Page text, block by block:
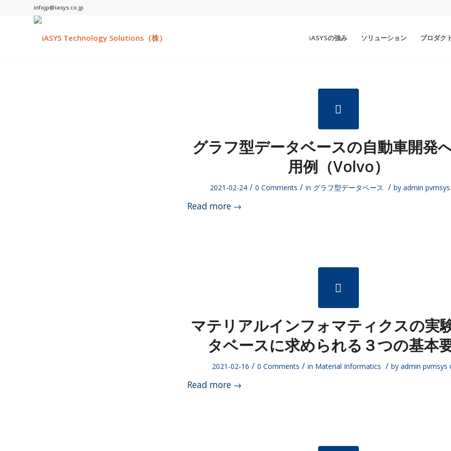
infojp@iasys.co.jp
iASYSの強み ソリューション プロダク
グラフ型データベースの自動車開発
用例（Volvo）
2021-02-24 / 0 Comments / in グラフ型データベース / by admin pvmsys
Read more →
マテリアルインフォマティクスの実
タベースに求められる３つの基本
2021-02-16 / 0 Comments / in Material Informatics / by admin pvmsys
Read more →